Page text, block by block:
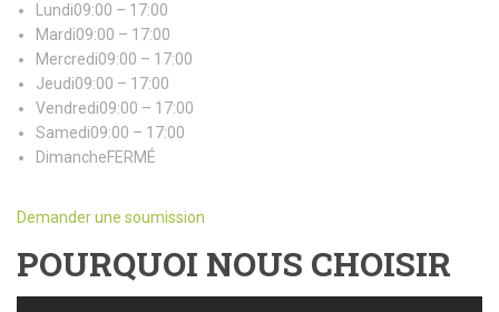
Lundi09:00 – 17:00
Mardi09:00 – 17:00
Mercredi09:00 – 17:00
Jeudi09:00 – 17:00
Vendredi09:00 – 17:00
Samedi09:00 – 17:00
DimancheFERMÉ
Demander une soumission
POURQUOI NOUS CHOISIR